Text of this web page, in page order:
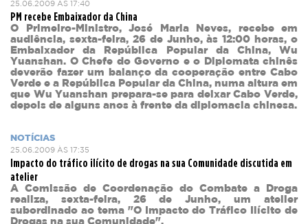
25.06.2009 ÀS 17:40
PM recebe Embaixador da China
O Primeiro-Ministro, José Maria Neves, recebe em
audiência, sexta-feira, 26 de Junho, às 12:00 horas, o
Embaixador da República Popular da China, Wu
Yuanshan. O Chefe do Governo e o Diplomata chinês
deverão fazer um balanço da cooperação entre Cabo
Verde e a República Popular da China, numa altura em
que Wu Yuanshan prepara-se para deixar Cabo Verde,
depois de alguns anos à frente da diplomacia chinesa.
NOTÍCIAS
25.06.2009 ÀS 17:35
Impacto do tráfico ilícito de drogas na sua Comunidade discutida em
atelier
A Comissão de Coordenação do Combate a Droga
realiza, sexta-feira, 26 de Junho, um atelier
subordinado ao tema "O Impacto do Tráfico Ilícito de
Drogas na sua Comunidade".